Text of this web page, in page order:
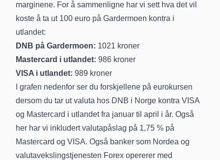
marginene. For å sammenligne har vi sett hva det vil
koste å ta ut 100 euro på Gardermoen kontra i
utlandet:
DNB på Gardermoen: 1021 kroner
Mastercard i utlandet: 986 kroner
VISA i utlandet: 989 kroner
I grafen nedenfor ser du forskjellene på eurokursen
dersom du tar ut valuta hos DNB i Norge kontra VISA
og Mastercard i utlandet fra januar til april i år. Også
her har vi inkludert valutapåslag på 1,75 % på
Mastercard og VISA. Også banker som Nordea og
valutavekslingstjenesten Forex opererer med